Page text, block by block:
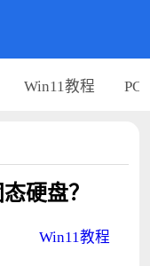
Win11教程 PC
硬盘？
Win11教程